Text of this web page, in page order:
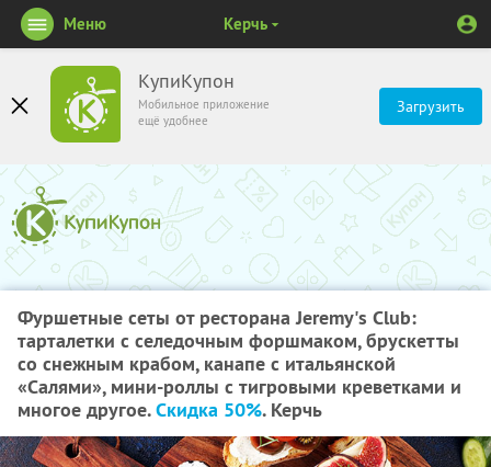
КупиКупон
Мобильное приложение
ещё удобнее
Загрузить
Меню Керчь
Фуршетные сеты от ресторана Jeremy's Club:
тарталетки с селедочным форшмаком, брускетты
со снежным крабом, канапе с итальянской
«Салями», мини-роллы с тигровыми креветками и
многое другое.Скидка 50%. Керчь